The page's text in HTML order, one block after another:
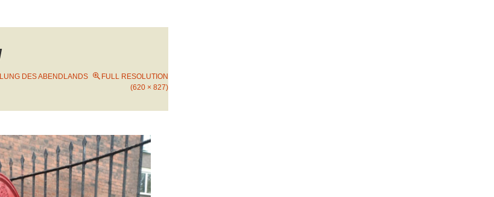
DES ABENDLANDS
FULL RESOLUTION
(620 × 827)